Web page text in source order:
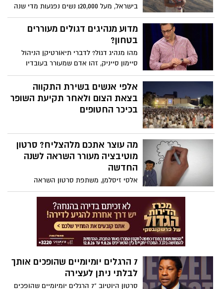
בישראל, מעל 120,000 נשים נפגעות מדי שנה
מאלימות פיזית או נפשית. מאחורי כל מספר
יצויין בישראל ובעולם יום המאבק השנתי
מדוע מנהיגים דגולים מעוררים
בטחון?
מהו מנהיג דגול? לדברי תיאורטיקן הניהול
סיימון סייניק, זהו אדם שמעורר בעובדיו
תחושת בטחון בטוחים, אדם שמושך את אנשיו
אל תוך מעגל האמון. אבל יצירת אמון
ותחושת-בטחון - במיוחד בכלכלה לא הוגנת -
אלפי אנשים בשירת התקווה
בצאת הצום ולאחר תקיעת השופר
בכיכר החטופים
מה עוצר אתכם מלהצליח? סרטון
מוטיבציה מעורר השראה לשנה
החדשה
אלסי זיסלמן, משתפת סרטון השראה
7 הרגלים יומיומיים שהופכים אותך
לבלתי ניתן לעצירה
סרטון היוטיוב "7 הרגלים יומיומיים שהופכים